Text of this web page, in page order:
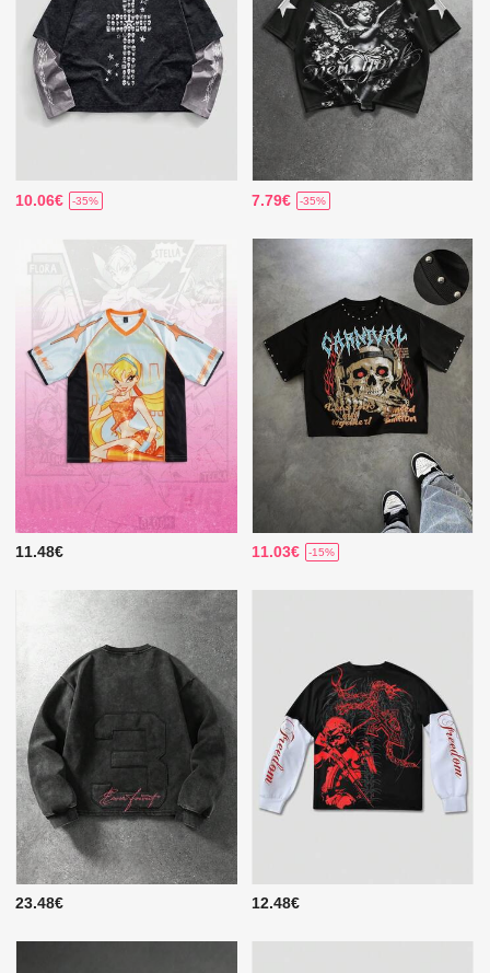
10.06€ -35% 7.79€ -35%
11.48€ 11.03€ -15%
23.48€ 12.48€